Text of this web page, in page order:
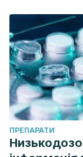
ПРЕПАРАТИ